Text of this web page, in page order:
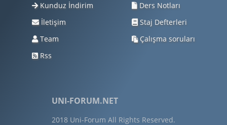
Kunduz İndirim
İletişim
Team
Rss
Ders Notları
Staj Defterleri
Çalışma soruları
UNI-FORUM.NET
2018 Uni-Forum All Rights Reserved.